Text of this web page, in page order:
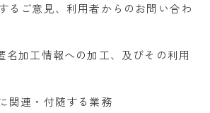
るご意見、利用者からのお問い合わ
名加工情報への加工、及びその利用
関連・付随する業務